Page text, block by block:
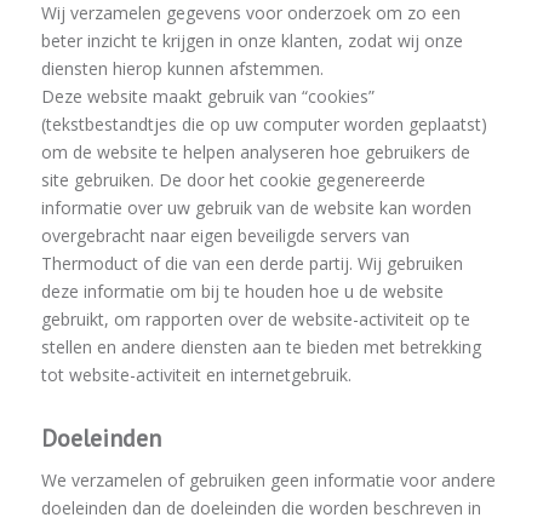
Wij verzamelen gegevens voor onderzoek om zo een
beter inzicht te krijgen in onze klanten, zodat wij onze
diensten hierop kunnen afstemmen.
Deze website maakt gebruik van “cookies”
(tekstbestandtjes die op uw computer worden geplaatst)
om de website te helpen analyseren hoe gebruikers de
site gebruiken. De door het cookie gegenereerde
informatie over uw gebruik van de website kan worden
overgebracht naar eigen beveiligde servers van
Thermoduct of die van een derde partij. Wij gebruiken
deze informatie om bij te houden hoe u de website
gebruikt, om rapporten over de website-activiteit op te
stellen en andere diensten aan te bieden met betrekking
tot website-activiteit en internetgebruik.
Doeleinden
We verzamelen of gebruiken geen informatie voor andere
doeleinden dan de doeleinden die worden beschreven in